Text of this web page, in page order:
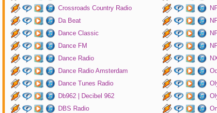
Crossroads Country Radio
Da Beat
Dance Classic
Dance FM
Dance Radio
Dance Radio Amsterdam
Dance Tunes Radio
Db962 | Decibel 962
DBS Radio